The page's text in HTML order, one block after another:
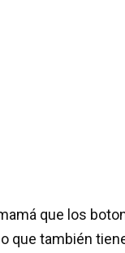
que los
que también